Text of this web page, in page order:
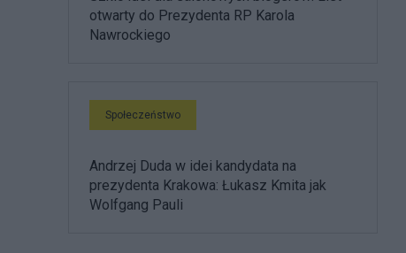
otwarty do Prezydenta RP Karola
Nawrockiego
Społeczeństwo
Andrzej Duda w idei kandydata na
prezydenta Krakowa: Łukasz Kmita jak
Wolfgang Pauli